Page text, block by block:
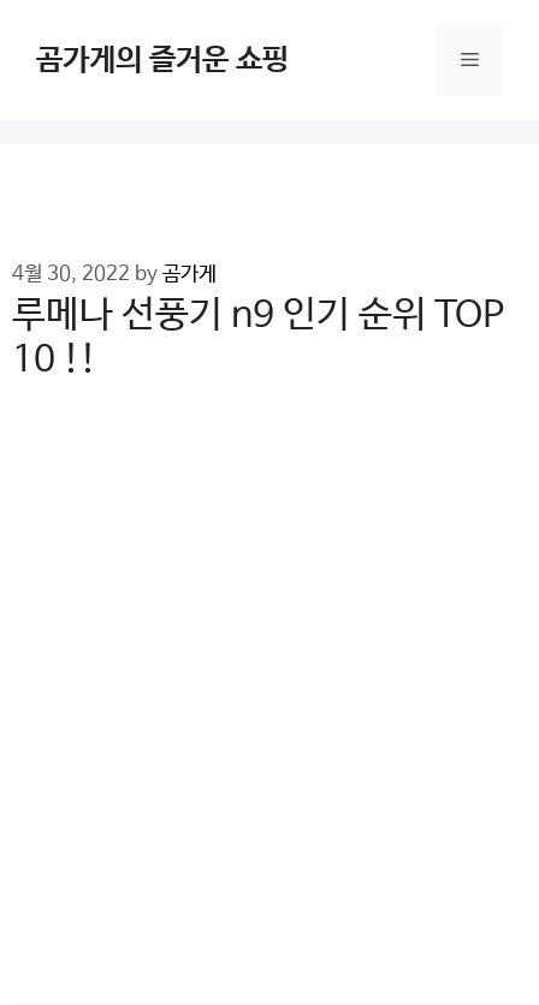
content곰가게의 즐거운 쇼핑 Menu
4월 30, 2022 by 곰가게
루메나 선풍기 n9 인기 순위 TOP
10 !!